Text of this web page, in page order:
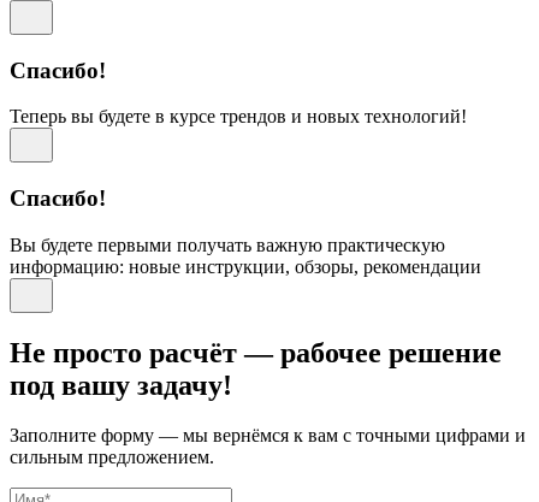
Спасибо!
Теперь вы будете в курсе трендов и новых технологий!
Спасибо!
Вы будете первыми получать важную практическую
информацию: новые инструкции, обзоры, рекомендации
Не просто расчёт — рабочее решение
под вашу задачу!
Заполните форму — мы вернёмся к вам с точными цифрами и
сильным предложением.